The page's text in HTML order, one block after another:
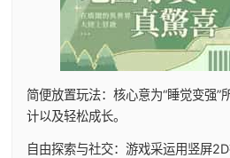
简便放置玩法：核心意为“睡觉变强”
计以及轻松成长。
自由探索与社交：游戏采运用竖屏